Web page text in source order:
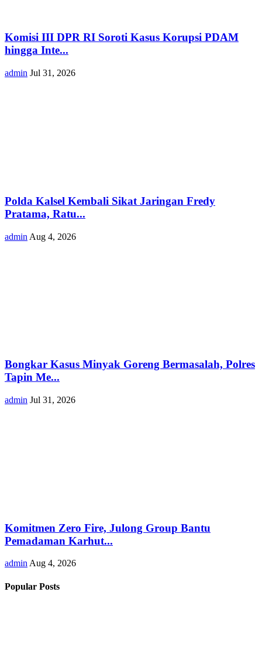
Komisi III DPR RI Soroti Kasus Korupsi PDAM
hingga Inte...
admin Jul 31, 2026
Polda Kalsel Kembali Sikat Jaringan Fredy
Pratama, Ratu...
admin Aug 4, 2026
Bongkar Kasus Minyak Goreng Bermasalah, Polres
Tapin Me...
admin Jul 31, 2026
Komitmen Zero Fire, Julong Group Bantu
Pemadaman Karhut...
adminAug 4, 2026
Popular Posts